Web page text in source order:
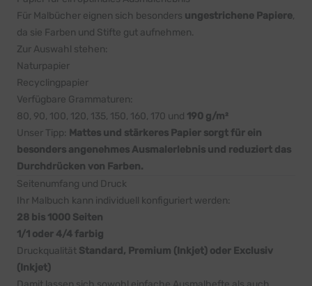
Für Malbücher eignen sich besonders ungestrichene Papiere,
da sie Farben und Stifte gut aufnehmen.
Zur Auswahl stehen:
Naturpapier
Recyclingpapier
Verfügbare Grammaturen:
80, 90, 100, 120, 135, 150, 160, 170 und 190 g/m²
Unser Tipp: Mattes und stärkeres Papier sorgt für ein
besonders angenehmes Ausmalerlebnis und reduziert das
Durchdrücken von Farben.
Seitenumfang und Druck
Ihr Malbuch kann individuell konfiguriert werden:
28 bis 1000 Seiten
1/1 oder 4/4 farbig
Druckqualität Standard, Premium (Inkjet) oder Exclusiv
(Inkjet)